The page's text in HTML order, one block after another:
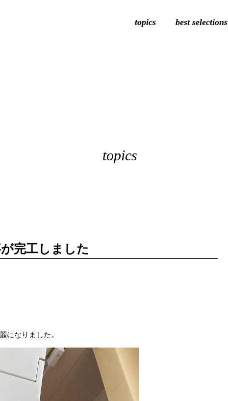
topics best selections
topics
完工しました
になりました。